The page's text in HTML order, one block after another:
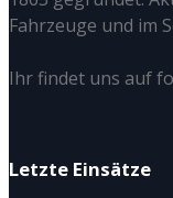
Fahrzeuge und im
Ihr findet uns auf
Letzte Einsätze